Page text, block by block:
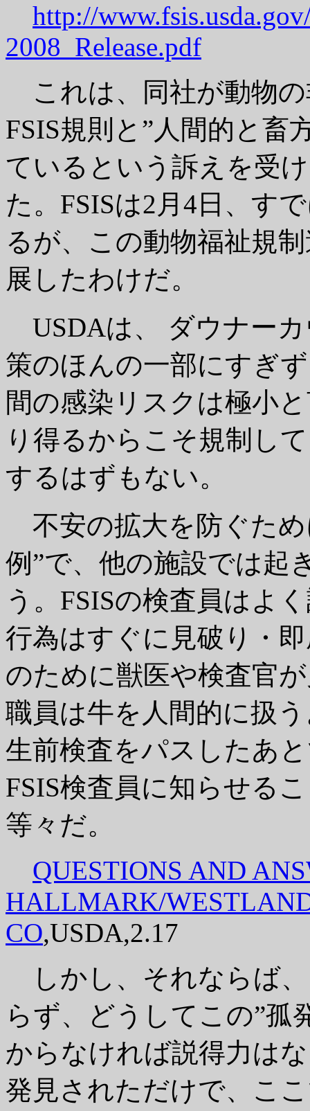
http://
2008_Release.pdf
これは、同社が動物
FSIS規則と”人間的と畜
ているという訴えを受
た。FSISは2月4日、す
るが、この動物福祉規
展したわけだ。
USDAは、 ダウナー
策のほんの一部にすぎ
間の感染リスクは極小
り得るからこそ規制し
するはずもない。
不安の拡大を防ぐた
例”で、他の施設では起
う。 FSISの検査員はよ
行為はすぐに見破り・
のために獣医や検査官
職員は牛を人間的に扱
生前検査をパスしたあ
FSIS検査員に知らせる
等々だ。
QUESTIONS AND
HALLMARK/
CO,USDA,2.17
しかし、それならば
らず、どうしてこの”孤
からなければ説得力は
発見されただけで、こ